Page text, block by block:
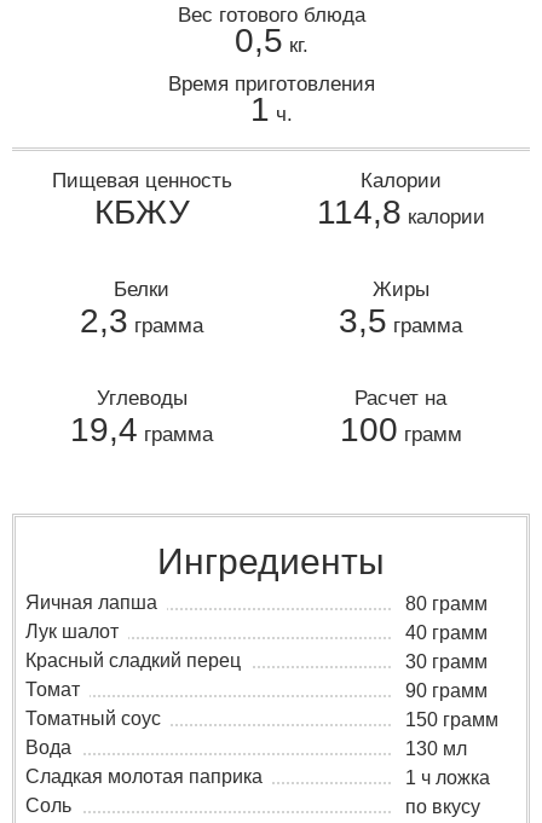
Вес готового блюда
0,5 кг.
Время приготовления
1 ч.
Пищевая ценность
КБЖУ
Калории
114,8 калории
Белки
2,3 грамма
Жиры
3,5 грамма
Углеводы
19,4 грамма
Расчет на
100 грамм
Ингредиенты
Яичная лапша
80 грамм
Лук шалот
40 грамм
Красный сладкий перец
30 грамм
Томат
90 грамм
Томатный соус
150 грамм
Вода
130 мл
Сладкая молотая паприка
1 ч ложка
Соль
по вкусу